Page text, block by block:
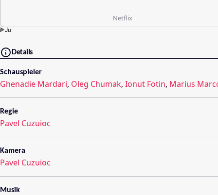
Netflix
Details
Schauspieler
Ghenadie Mardari, Oleg Chumak, Ionut Fotin, Marius
Regie
Pavel Cuzuioc
Kamera
Pavel Cuzuioc
Musik